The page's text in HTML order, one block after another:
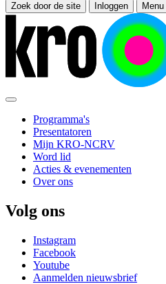
Zoek door de site Inloggen Menu
Programma's
Presentatoren
Mijn KRO-NCRV
Word lid
Acties & evenementen
Over ons
Volg ons
Instagram
Facebook
Youtube
Aanmelden nieuwsbrief